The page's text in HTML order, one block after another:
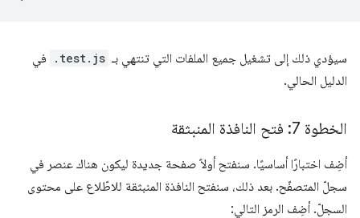
سيؤدي ذلك إلى تشغيل جميع الملفات التي تنتهي بـ .test.js
في
الدليل الحالي.
الخطوة 7: فتح النافذة المنبثقة
أضِف اختبارًا أساسيًا. سنفتح أولاً صفحة جديدة ليكون هناك عنصر في
سجلّ المتصفّح. بعد ذلك، سنفتح النافذة المنبثقة للاطّلاع على محتوى
السجلّ. أضِف الرمز التالي: